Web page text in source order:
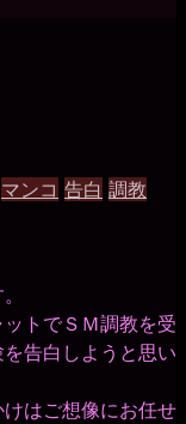
マンコ 告白 調教
トでＳＭ調教を受
告白しようと思い
はご想像にお任せ